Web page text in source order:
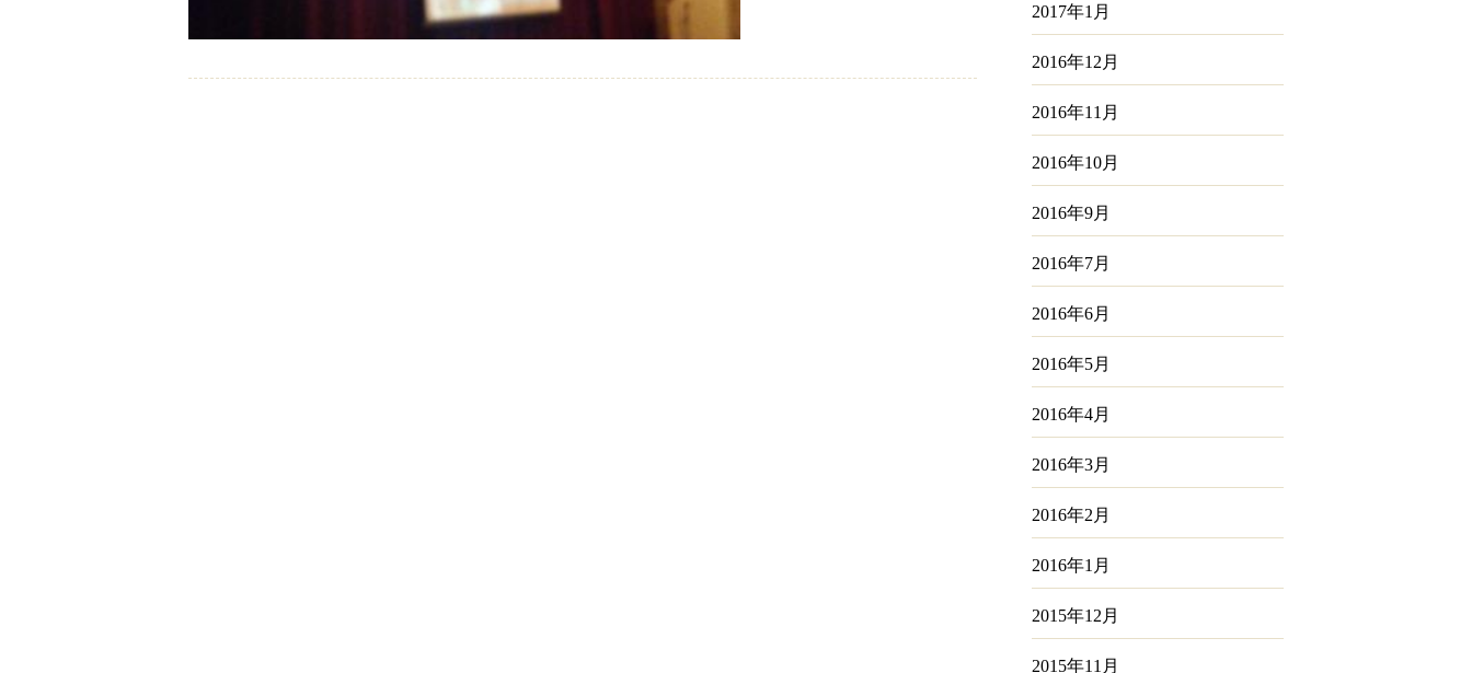
2017年1月
2016年12月
2016年11月
2016年10月
2016年9月
2016年7月
2016年6月
2016年5月
2016年4月
2016年3月
2016年2月
2016年1月
2015年12月
2015年11月